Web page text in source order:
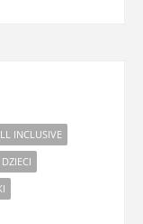
INCLUSIVE